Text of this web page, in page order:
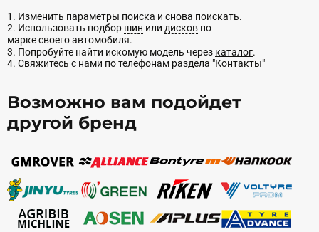
1. Изменить параметры поиска и снова поискать.
2. Использовать подбор шин или дисков по
марке своего автомобиля.
3. Попробуйте найти искомую модель через каталог.
4. Свяжитесь с нами по телефонам раздела "Контакты"
Возможно вам подойдет
другой бренд